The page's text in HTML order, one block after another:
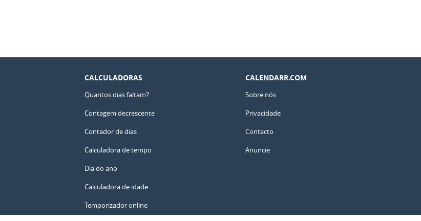
CALCULADORAS
Quantos dias faltam?
Contagem decrescente
Contador de dias
Calculadora de tempo
Dia do ano
Calculadora de idade
Temporizador online
CALENDARR.COM
Sobre nós
Privacidade
Contacto
Anuncie